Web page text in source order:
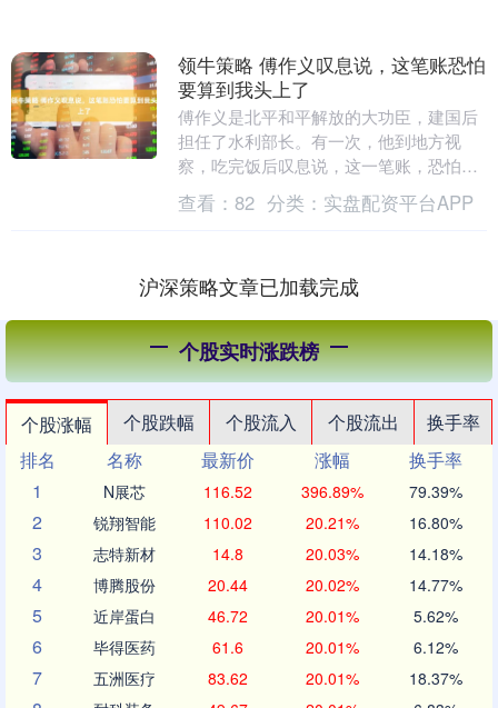
领牛策略 傅作义叹息说，这笔账恐怕
要算到我头上了
傅作义是北平和平解放的大功臣，建国后
担任了水利部长。有一次，他到地方视
察，吃完饭后叹息说，这一笔账，恐怕要
算到我傅作义头上了。 在国民党的高级将
领中，傅作义是比....
查看： 82 分类： 实盘配资平台APP
沪深策略文章已加载完成
个股实时涨跌榜
个股涨幅 个股跌幅 个股流入 个股流出
换手率
排名
名称 最新价 涨幅
换手率
1
N展芯 116.52 396.89% 79.39%
2 锐翔智能 110.02 20.21% 16.80%
3 志特新材 14.8 20.03% 14.18%
4 博腾股份 20.44 20.02% 14.77%
5 近岸蛋白 46.72 20.01% 5.62%
6 毕得医药 61.6 20.01% 6.12%
7 五洲医疗 83.62 20.01% 18.37%